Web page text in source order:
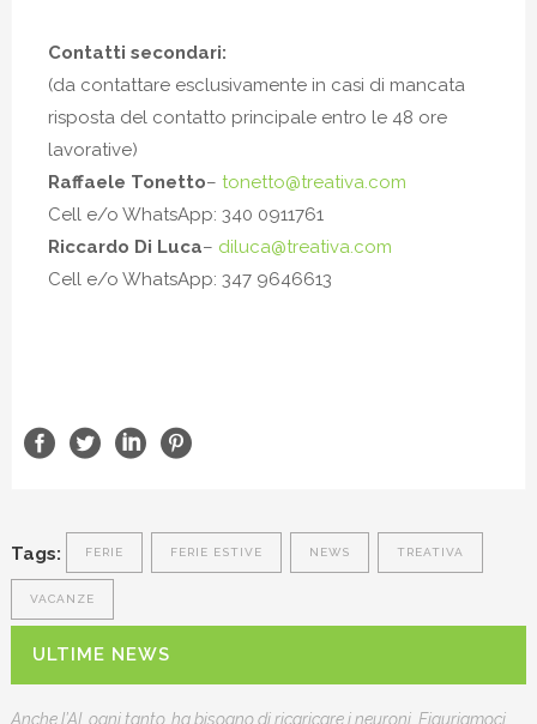
Contatti secondari:
(da contattare esclusivamente in casi di mancata
risposta del contatto principale entro le 48 ore
lavorative)
Raffaele Tonetto– tonetto@treativa.com
Cell e/o WhatsApp: 340 0911761
Riccardo Di Luca– diluca@treativa.com
Cell e/o WhatsApp: 347 9646613
Tags: FERIE FERIE ESTIVE NEWS TREATIVA
VACANZE
ULTIME NEWS
Anche l’AI, ogni tanto, ha bisogno di ricaricare i neuroni. Figuriamoci